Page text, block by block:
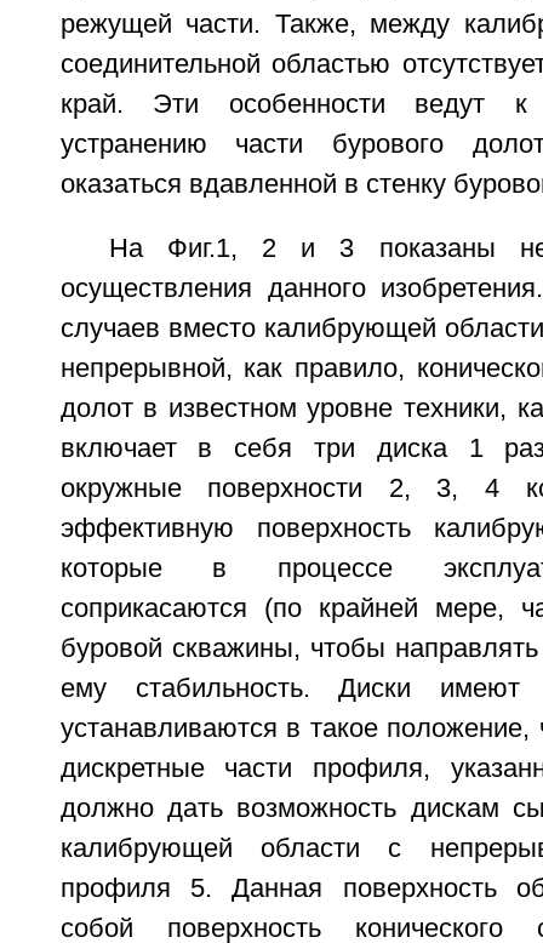
режущей части. Также, между
соединительной областью
край. Эти особенности ведут к
устранению части бурового
оказаться вдавленной в стенку
На Фиг.1, 2 и 3 показаны
осуществления данного
случаев вместо калибрующей
непрерывной, как правило,
долот в известном уровне техники,
включает в себя три диска 1
окружные поверхности 2, 3, 4
эффективную поверхность
которые в процессе
соприкасаются (по крайней мере,
буровой скважины, чтобы
ему стабильность. Диски
устанавливаются в такое
дискретные части профиля,
должно дать возможность дискам
калибрующей области с
профиля 5. Данная поверхность
собой поверхность